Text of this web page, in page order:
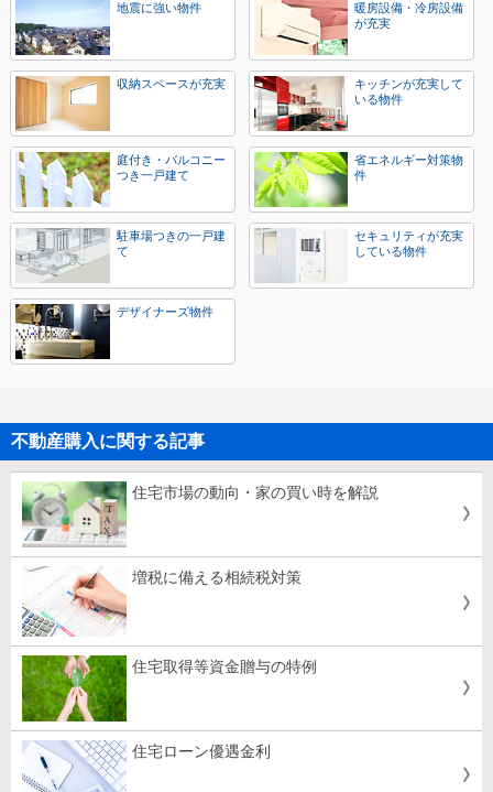
地震に強い物件
暖房設備・冷房設備
が充実
収納スペースが充実
キッチンが充実して
いる物件
庭付き・バルコニー
つき一戸建て
省エネルギー対策物
件
駐車場つきの一戸建
て
セキュリティが充実
している物件
デザイナーズ物件
不動産購入に関する記事
住宅市場の動向・家の買い時を解説
増税に備える相続税対策
住宅取得等資金贈与の特例
住宅ローン優遇金利